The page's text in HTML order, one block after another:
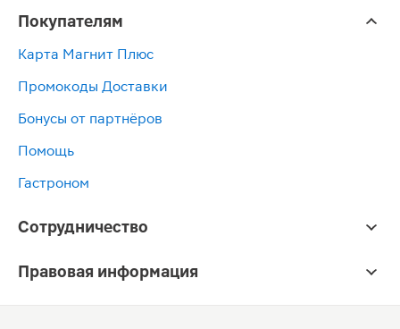
Покупателям
Карта Магнит Плюс
Промокоды Доставки
Бонусы от партнёров
Помощь
Гастроном
Сотрудничество
Правовая информация